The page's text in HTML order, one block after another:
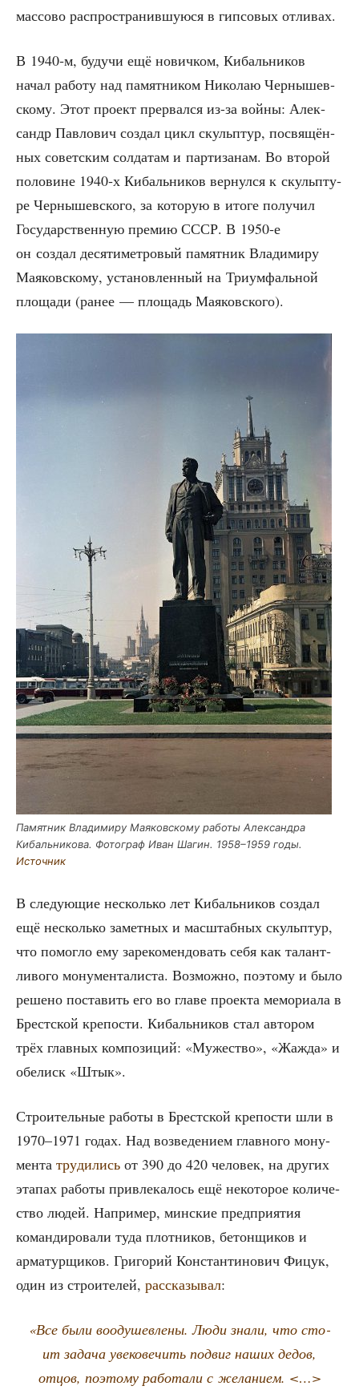
мас­со­во рас­про­стра­нив­шу­ю­ся в гип­со­вых отливах.
В 1940‑м, будучи ещё нович­ком, Кибаль­ни­ков
начал рабо­ту над памят­ни­ком Нико­лаю Чер­ны­шев­
ско­му. Этот про­ект пре­рвал­ся из-за вой­ны: Алек­
сандр Пав­ло­вич создал цикл скульп­тур, посвя­щён­
ных совет­ским сол­да­там и пар­ти­за­нам. Во вто­рой
поло­вине 1940‑х Кибаль­ни­ков вер­нул­ся к скульп­ту­
ре Чер­ны­шев­ско­го, за кото­рую в ито­ге полу­чил
Госу­дар­ствен­ную пре­мию СССР. В 1950‑е
он создал деся­ти­мет­ро­вый памят­ник Вла­ди­ми­ру
Мая­ков­ско­му, уста­нов­лен­ный на Три­ум­фаль­ной
пло­ща­ди (ранее — пло­щадь Маяковского).
Памят­ник Вла­ди­ми­ру Мая­ков­ско­му рабо­ты Алек­сандра
Кибаль­ни­ко­ва. Фото­граф Иван Шагин. 1958–1959 годы.
Источ­ник
В сле­ду­ю­щие несколь­ко лет Кибаль­ни­ков создал
ещё несколь­ко замет­ных и мас­штаб­ных скульп­тур,
что помог­ло ему заре­ко­мен­до­вать себя как талант­
ли­во­го мону­мен­та­ли­ста. Воз­мож­но, поэто­му и было
реше­но поста­вить его во гла­ве про­ек­та мемо­ри­а­ла в
Брест­ской кре­по­сти. Кибаль­ни­ков стал авто­ром
трёх глав­ных ком­по­зи­ций: «Муже­ство», «Жаж­да» и
обе­лиск «Штык».
Стро­и­тель­ные рабо­ты в Брест­ской кре­по­сти шли в
1970–1971 годах. Над воз­ве­де­ни­ем глав­но­го мону­
мен­та тру­ди­лись от 390 до 420 чело­век, на дру­гих
эта­пах рабо­ты при­вле­ка­лось ещё неко­то­рое коли­че­
ство людей. Напри­мер, мин­ские пред­при­я­тия
коман­ди­ро­ва­ли туда плот­ни­ков, бетон­щи­ков и
арма­тур­щи­ков. Гри­го­рий Кон­стан­ти­но­вич Фицук,
один из стро­и­те­лей, рас­ска­зы­вал:
«Все были вооду­шев­ле­ны. Люди зна­ли, что сто­
ит зада­ча уве­ко­ве­чить подвиг наших дедов,
отцов, поэто­му рабо­та­ли с жела­ни­ем. <…>